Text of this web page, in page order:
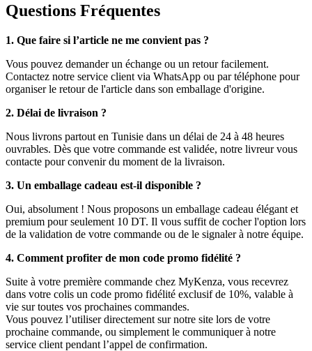
Questions Fréquentes
1. Que faire si l’article ne me convient pas ?
Vous pouvez demander un échange ou un retour facilement.
Contactez notre service client via WhatsApp ou par téléphone pour
organiser le retour de l'article dans son emballage d'origine.
2. Délai de livraison ?
Nous livrons partout en Tunisie dans un délai de 24 à 48 heures
ouvrables. Dès que votre commande est validée, notre livreur vous
contacte pour convenir du moment de la livraison.
3. Un emballage cadeau est-il disponible ?
Oui, absolument ! Nous proposons un emballage cadeau élégant et
premium pour seulement 10 DT. Il vous suffit de cocher l'option lors
de la validation de votre commande ou de le signaler à notre équipe.
4. Comment profiter de mon code promo fidélité ?
Suite à votre première commande chez MyKenza, vous recevrez
dans votre colis un code promo fidélité exclusif de 10%, valable à
vie sur toutes vos prochaines commandes.
Vous pouvez l’utiliser directement sur notre site lors de votre
prochaine commande, ou simplement le communiquer à notre
service client pendant l’appel de confirmation.